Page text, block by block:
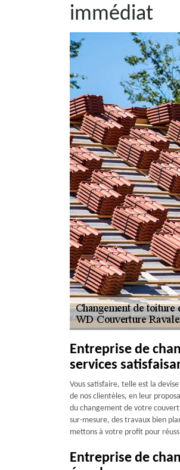
immédiat
Entreprise de
services
Vous satisfaire, telle est la
de nos clientèles, en leur
du changement de votre
sur-mesure, des travaux bien
mettons à votre profit pour
Entreprise de